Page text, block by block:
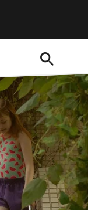
search